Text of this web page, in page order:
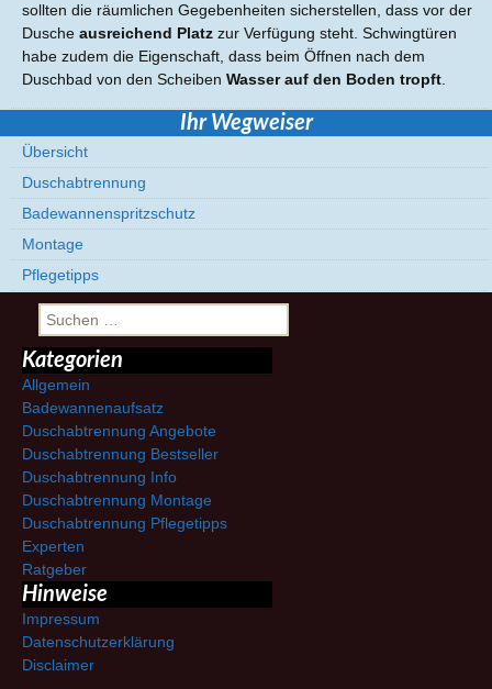
sollten die räumlichen Gegebenheiten sicherstellen, dass vor der
Dusche ausreichend Platz zur Verfügung steht. Schwingtüren
habe zudem die Eigenschaft, dass beim Öffnen nach dem
Duschbad von den Scheiben Wasser auf den Boden tropft
Ihr Wegweiser
Übersicht
Duschabtrennung
Badewannenspritzschutz
Montage
Pflegetipps
Suchen
nach:
Kategorien
Allgemein
Badewannenaufsatz
Duschabtrennung Angebote
Duschabtrennung Bestseller
Duschabtrennung Info
Duschabtrennung Montage
Duschabtrennung Pflegetipps
Experten
Ratgeber
Hinweise
Impressum
Datenschutzerklärung
Disclaimer